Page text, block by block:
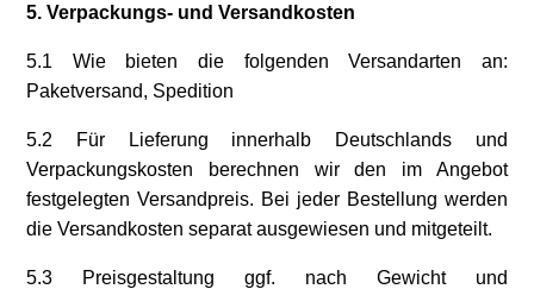
5. Verpackungs- und Versandkosten
5.1 Wie bieten die folgenden Versandarten an:
Paketversand, Spedition
5.2 Für Lieferung innerhalb Deutschlands und
Verpackungskosten berechnen wir den im Angebot
festgelegten Versandpreis. Bei jeder Bestellung werden
die Versandkosten separat ausgewiesen und mitgeteilt.
5.3 Preisgestaltung ggf. nach Gewicht und